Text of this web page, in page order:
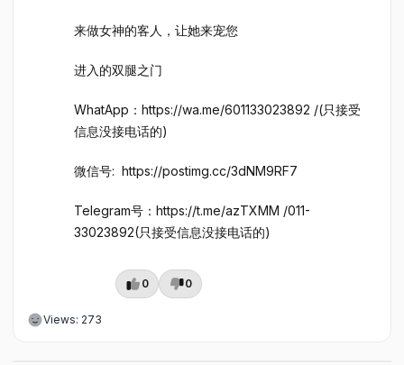
来做女神的客人，让她来宠您
进入的双腿之门
WhatApp：https://wa.me/601133023892 /(只接受
信息没接电话的)
微信号: https://postimg.cc/3dNM9RF7
Telegram号：https://t.me/azTXMM /011-
33023892(只接受信息没接电话的)
0 0
Views: 273